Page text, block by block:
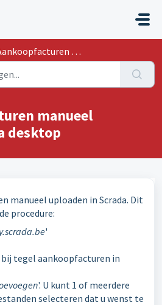
manueel uploaden via desktop
manueel
desktop
manueel uploaden in Scrada. Dit
procedure:
'
tegel aankoopfacturen in
'. U kunt 1 of meerdere
selecteren dat u wenst te